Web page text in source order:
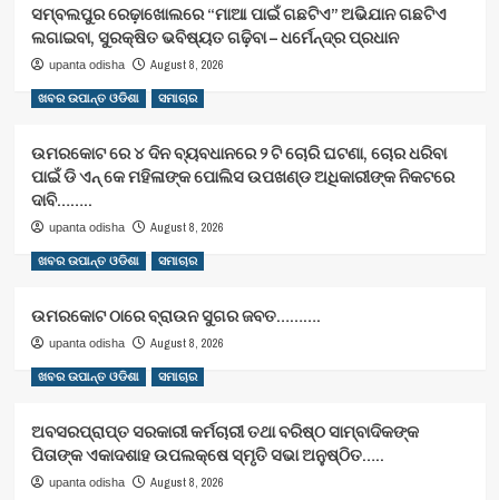
ସମ୍ବଲପୁର ରେଢ଼ାଖୋଲରେ “ମାଆ ପାଇଁ ଗଛଟିଏ” ଅଭିଯାନ ଗଛଟିଏ
ଲଗାଇବା, ସୁରକ୍ଷିତ ଭବିଷ୍ୟତ ଗଢ଼ିବା – ଧର୍ମେନ୍ଦ୍ର ପ୍ରଧାନ
upanta odisha August 8, 2026
ଖବର ଉପାନ୍ତ ଓଡିଶା ସମାଚାର
ଉମରକୋଟ ରେ ୪ ଦିନ ବ୍ୟବଧାନରେ ୨ ଟି ଚୋରି ଘଟଣା, ଚୋର ଧରିବା
ପାଇଁ ଡି ଏନ୍ କେ ମହିଳାଙ୍କ ପୋଲିସ ଉପଖଣ୍ଡ ଅଧିକାରୀଙ୍କ ନିକଟରେ
ଦାବି……..
upanta odisha August 8, 2026
ଖବର ଉପାନ୍ତ ଓଡିଶା ସମାଚାର
ଉମରକୋଟ ଠାରେ ବ୍ରାଉନ ସୁଗର ଜବତ……….
upanta odisha August 8, 2026
ଖବର ଉପାନ୍ତ ଓଡିଶା ସମାଚାର
ଅବସରପ୍ରାପ୍ତ ସରକାରୀ କର୍ମଚାରୀ ତଥା ବରିଷ୍ଠ ସାମ୍ବାଦିକଙ୍କ
ପିତାଙ୍କ ଏକାଦଶାହ ଉପଲକ୍ଷେ ସ୍ମୃତି ସଭା ଅନୁଷ୍ଠିତ…..
upanta odisha August 8, 2026